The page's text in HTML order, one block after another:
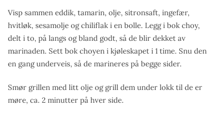
Visp sammen eddik, tamarin, olje, sitronsaft, ingefær,
hvitløk, sesamolje og chiliflak i en bolle. Legg i bok choy,
delt i to, på langs og bland godt, så de blir dekket av
marinaden. Sett bok choyen i kjøleskapet i 1 time. Snu den
en gang underveis, så de marineres på begge sider.
Smør grillen med litt olje og grill dem under lokk til de er
møre, ca. 2 minutter på hver side.